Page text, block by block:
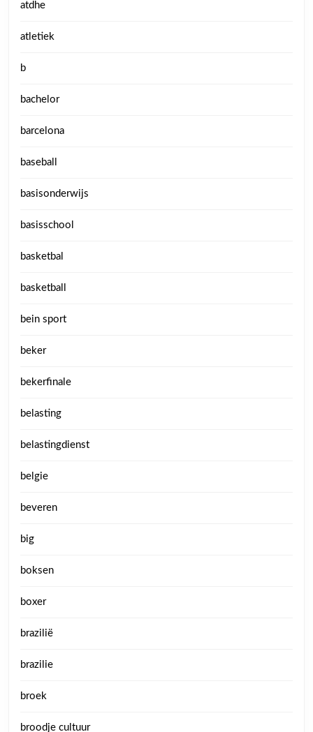
atdhe
atletiek
b
bachelor
barcelona
baseball
basisonderwijs
basisschool
basketbal
basketball
bein sport
beker
bekerfinale
belasting
belastingdienst
belgie
beveren
big
boksen
boxer
brazilië
brazilie
broek
broodje cultuur